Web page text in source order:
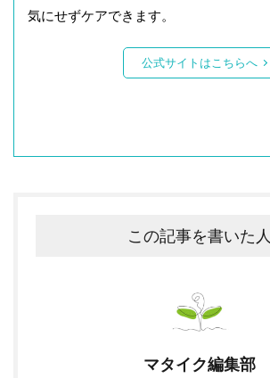
気にせずケアできます。
公式サイトはこちらへ
この記事を書いた人
マタイク編集部